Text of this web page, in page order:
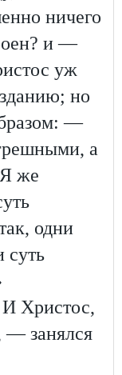
ничего
и —
уж
но
—
а
же
одни
суть
Христос,
— занялся